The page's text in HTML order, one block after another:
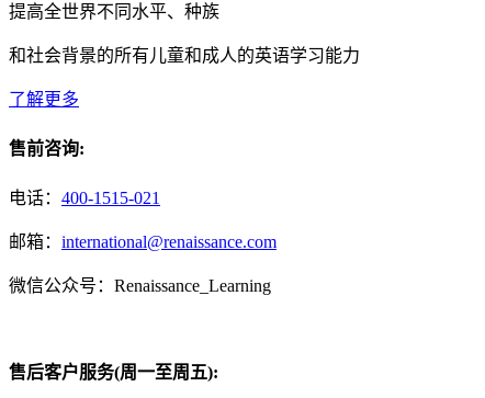
提高全世界不同水平、种族
和社会背景的所有儿童和成人的英语学习能力
了解更多
售前咨询:
电话： 400-1515-021
邮箱： international@renaissance.com
微信公众号：Renaissance_Learning
售后客户服务(周一至周五):